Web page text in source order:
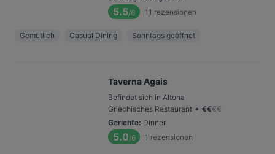
5.5/6 11 rezensionen
Gemütlich Casual Dining Sonntags geöffnet
Taverna Agais
Befindet sich in Altona
Griechisches Restaurant • €€€€
Gerichte: Dinner
5.0/6 1 rezensionen